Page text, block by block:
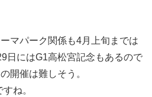
マパーク関係も4月上旬までは
日にはG1高松宮記念もあるので
開催は難しそう。
ね。